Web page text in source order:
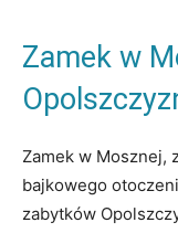
Zamek w
Zamek w Mosznej,
bajkowego
zabytków⁣